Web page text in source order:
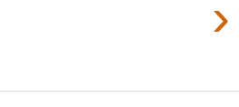
›